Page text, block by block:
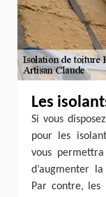
Les
Si vous
pour les
vous
d’augmenter
Par contre, les